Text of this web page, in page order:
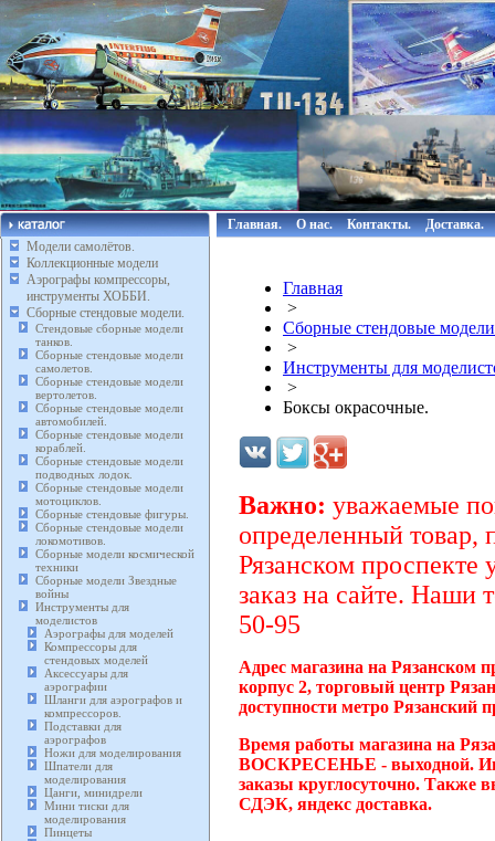
Модели самолётов.
Коллекционные модели
Аэрографы компрессоры,
инструменты ХОББИ.
Сборные стендовые модели.
Стендовые сборные модели
танков.
Сборные стендовые модели
самолетов.
Сборные стендовые модели
вертолетов.
Сборные стендовые модели
автомобилей.
Сборные стендовые модели
кораблей.
Сборные стендовые модели
подводных лодок.
Сборные стендовые модели
мотоциклов.
Сборные стендовые фигуры.
Сборные стендовые модели
локомотивов.
Сборные модели космической
техники
Сборные модели Звездные
войны
Инструменты для
моделистов
Аэрографы для моделей
Компрессоры для
стендовых моделей
Аксессуары для
аэрографии
Шланги для аэрографов и
компрессоров.
Подставки для
аэрографов
Ножи для моделирования
Шпатели для
моделирования
Цанги, минидрели
Мини тиски для
моделирования
Пинцеты
Главная. О нас. Контакты. Доставка.
Главная
>
Сборные стендовые
>
Инструменты для
>
Боксы окрасочные.
Важно: уважаемые
определенный товар,
Рязанском проспекте
заказ на сайте. Наши
50-95
Адрес магазина на Рязанском
корпус 2, торговый центр
доступности метро Рязанский
Время работы магазина на
ВОСКРЕСЕНЬЕ - выходной.
заказы круглосуточно. Также
СДЭК, яндекс доставка.